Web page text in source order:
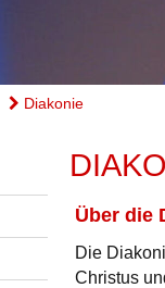
Diakonie
Über die
Die
Christus